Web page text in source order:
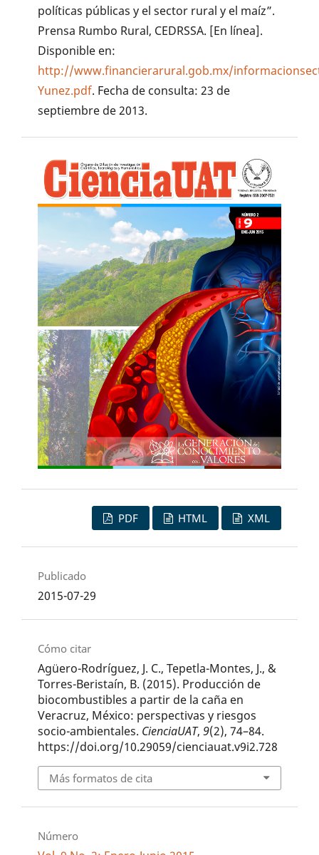
políticas públicas y el sector rural y el maíz”.
Prensa Rumbo Rural, CEDRSSA. [En línea].
Disponible en:
http://www.financierarural.gob.mx/
Yunez.pdf. Fecha de consulta: 23 de
septiembre de 2013.
PDF HTML XML
Publicado
2015-07-29
Cómo citar
Agüero-Rodríguez, J. C., Tepetla-Montes, J., &
Torres-Beristaín, B. (2015). Producción de
biocombustibles a partir de la caña en
Veracruz, México: perspectivas y riesgos
socio-ambientales. CienciaUAT,9(2), 74–84.
https://doi.org/10.29059/cienciauat.v9i2.728
Más formatos de cita
Número